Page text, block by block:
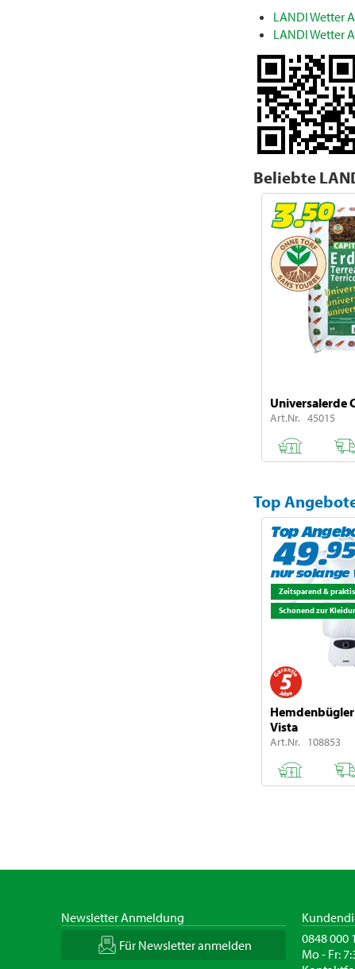
LANDI Wetter
LANDI Wetter
Beliebte
Universalerde
Art.Nr. 45015
Top
Top
nur solange
Zeitsparend &
Schonend zur
Vista
Art.Nr. 108853
Newsletter Anmeldung
Für Newsletter anmelden
0848 000
Mo - Fr: